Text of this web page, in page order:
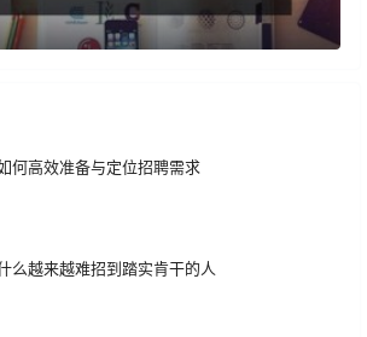
何高效准备与定位招聘需求
么越来越难招到踏实肯干的人